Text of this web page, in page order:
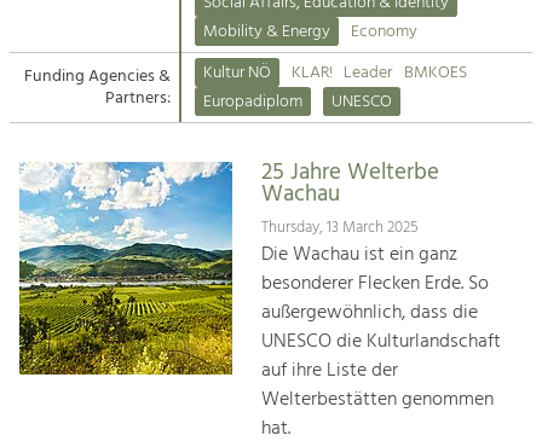
Suche
Impressum
Kontakt
Tourism
Offer Development and Positioning
Art & Culture
Crafts, Science and Research.
Social Affairs, Education
& Identity
Equality, Youth and Integration.
Climate Change, Public Transport and
Mobility & Energy
Economy
Funding Agencies &
Partners:
Kultur NÖ KLAR! Leader BMKOES
Europadiplom
UNESCO
25 Jahre Welterbe
Wachau
Thursday, 13 March 2025
Die Wachau ist ein ganz
besonderer Flecken Erde. So
außergewöhnlich, dass die
UNESCO die Kulturlandschaft
auf ihre Liste der
Welterbestätten genommen
hat.